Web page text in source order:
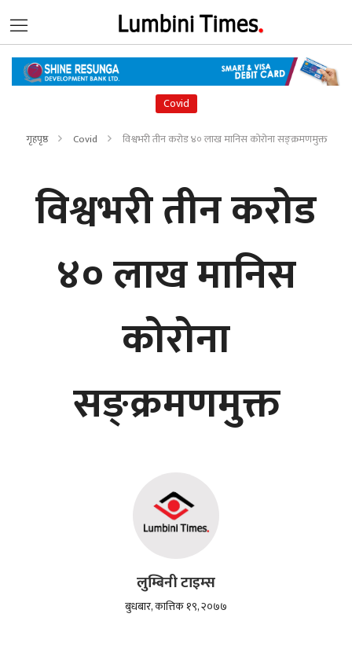
Covid
गृहपृष्ठ Covid विश्वभरी तीन करोड ४० लाख मानिस कोरोना सङ्क्रमणमुक्त
विश्वभरी तीन करोड
४० लाख मानिस
कोरोना
सङ्क्रमणमुक्त
लुम्बिनी टाइम्स
बुधबार, कात्तिक १९, २०७७